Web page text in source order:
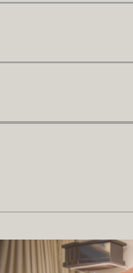
SKIP TO CONTENT